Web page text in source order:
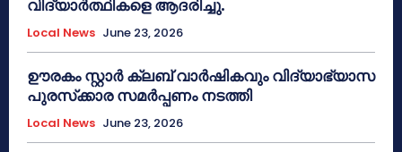
വിദ്യാർത്ഥികളെ ആദരിച്ചു.
Local News June 23, 2026
ഊരകം സ്റ്റാർ ക്ലബ് വാർഷികവും വിദ്യാഭ്യാസ
പുരസ്‌ക്കാര സമർപ്പണം നടത്തി
Local News June 23, 2026